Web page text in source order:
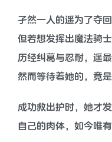
孑然一人的遥为了夺
但若想发挥出魔法骑
历经纠葛与忍耐，遥
然而等待着她的，竟
成功救出护时，她才发
自己的肉体，如今唯